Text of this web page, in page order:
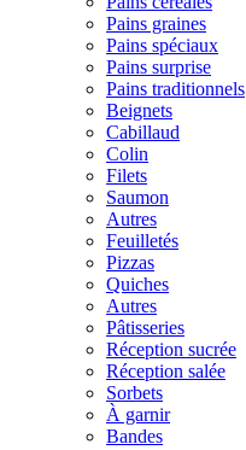
Pains graines
Pains spéciaux
Pains surprise
Pains traditionnels
Beignets
Cabillaud
Colin
Filets
Saumon
Autres
Feuilletés
Pizzas
Quiches
Autres
Pâtisseries
Réception sucrée
Réception salée
Sorbets
À garnir
Bandes